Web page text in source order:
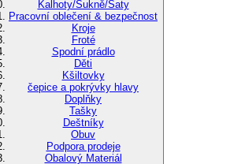
Kalhoty/Sukně/Šaty
Pracovní oblečení & bezpečnost
Kroje
Froté
Spodní prádlo
Děti
Kšiltovky
čepice a pokrývky hlavy
Doplňky
Tašky
Deštníky
Obuv
Podpora prodeje
Obalový Materiál